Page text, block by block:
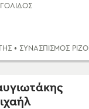
• ΣΥΝΑΣΠΙΣΜΌΣ